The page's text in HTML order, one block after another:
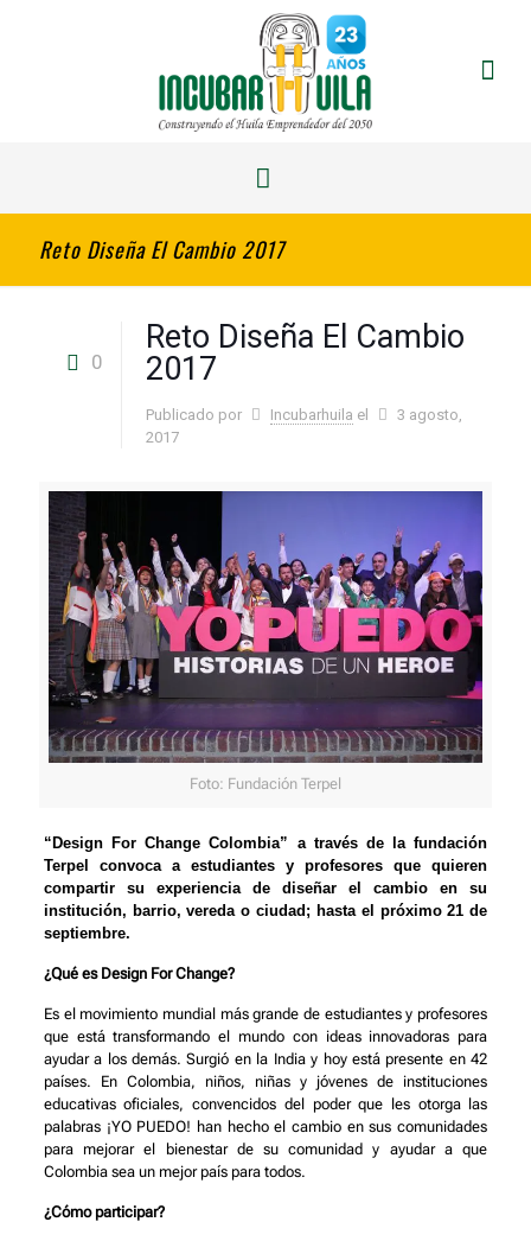
Reto Diseña El Cambio 2017
0
Reto Diseña El Cambio
2017
Publicado por Incubarhuila el
3 agosto,
2017
Foto: Fundación Terpel
“Design For Change Colombia” a través de la fundación
Terpel convoca a estudiantes y profesores que quieren
compartir su experiencia de diseñar el cambio en su
institución, barrio, vereda o ciudad; hasta el próximo 21 de
septiembre.
¿Qué es Design For Change?
Es el movimiento mundial más grande de estudiantes y profesores
que está transformando el mundo con ideas innovadoras para
ayudar a los demás. Surgió en la India y hoy está presente en 42
países. En Colombia, niños, niñas y jóvenes de instituciones
educativas oficiales, convencidos del poder que les otorga las
palabras ¡YO PUEDO! han hecho el cambio en sus comunidades
para mejorar el bienestar de su comunidad y ayudar a que
Colombia sea un mejor país para todos.
¿Cómo participar?